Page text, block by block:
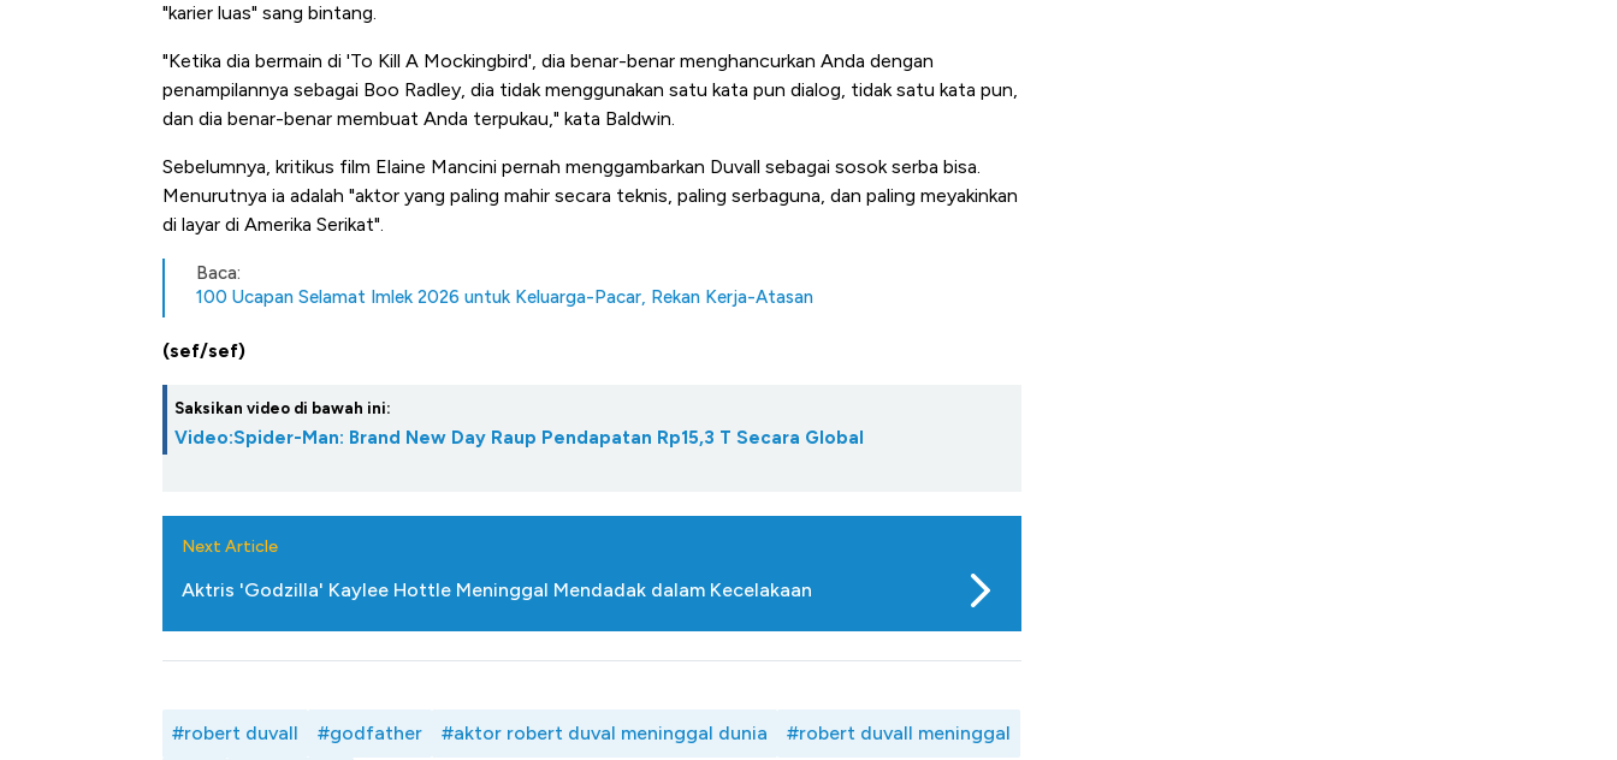
"karier luas" sang bintang.
"Ketika dia bermain di 'To Kill A Mockingbird', dia benar-benar menghancurkan Anda dengan
penampilannya sebagai Boo Radley, dia tidak menggunakan satu kata pun dialog, tidak satu kata pun,
dan dia benar-benar membuat Anda terpukau," kata Baldwin.
Sebelumnya, kritikus film Elaine Mancini pernah menggambarkan Duvall sebagai sosok serba bisa.
Menurutnya ia adalah "aktor yang paling mahir secara teknis, paling serbaguna, dan paling meyakinkan
di layar di Amerika Serikat".
Baca:
100 Ucapan Selamat Imlek 2026 untuk Keluarga-Pacar, Rekan Kerja-Atasan
(sef/sef)
Saksikan video di bawah ini:
Video:Spider-Man: Brand New Day Raup Pendapatan Rp15,3 T Secara Global
Next Article
Aktris 'Godzilla' Kaylee Hottle Meninggal Mendadak dalam Kecelakaan
#robert duvall #godfather #aktor robert duval meninggal dunia #robert duvall meninggal